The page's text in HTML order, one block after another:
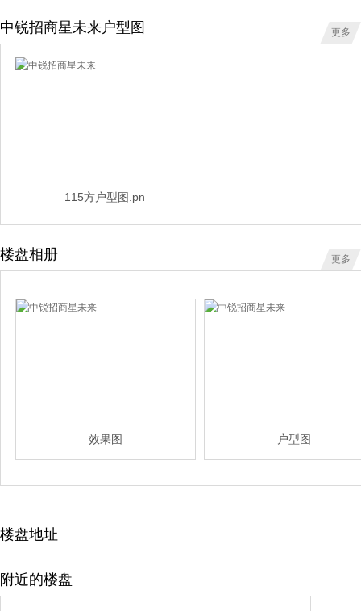
中锐招商星未来户型图 更多
115方户型图.pn
楼盘相册 更多
效果图 户型图
楼盘地址
附近的楼盘